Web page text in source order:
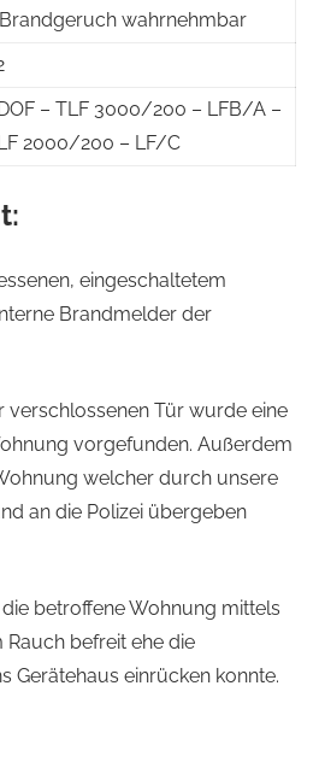
wahrnehmbar
– TLF 3000/200 – LFB/A –
2000/200 – LF/C
eingeschaltetem
Brandmelder der
verschlossenen Tür wurde eine
vorgefunden. Außerdem
welcher durch unsere
an die Polizei übergeben
betroffene Wohnung mittels
befreit ehe die
Gerätehaus einrücken konnte.